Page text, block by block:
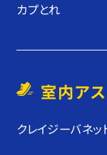
カプとれ
室内ア
クレイジーバネッ